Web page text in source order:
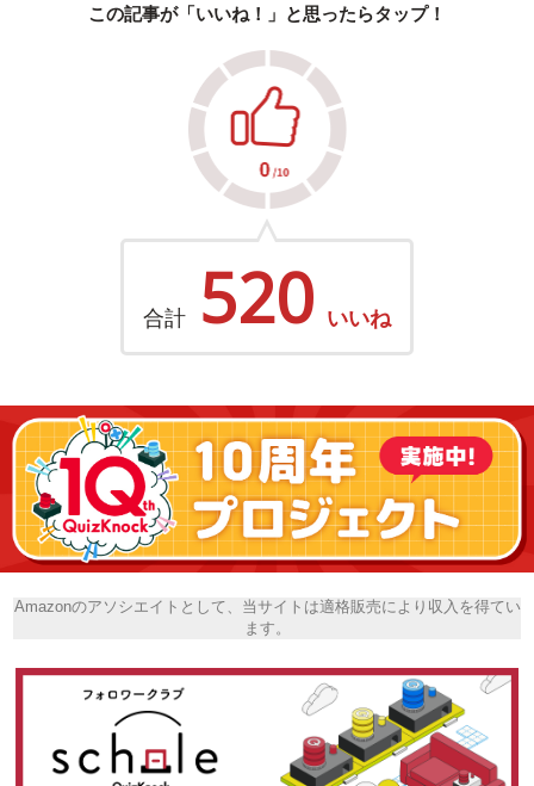
この記事が「いいね！」と思ったらタップ！
合計 520 いいね
Amazonのアソシエイトとして、当サイトは適格販売により収入を得てい
ます。